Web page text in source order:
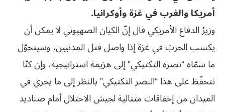
أمريكا والغرب في غزة وأوكرانيا.
وزيرُ الدفاع الأمريكي قال إنّ الكيان الصهيوني لا يمكن أن
يكسب الحربَ في غزة إذا واصل قتل المدنيين، وسيتحوّل
ما سمّاه “نصره التكتيكي” إلى هزيمة استراتيجية، وإن كنّا
نتحفّظ على هذا “النصر التكتيكي” بالنظر إلى ما يجري في
الميدان من إخفاقات متتالية لجيش الاحتلال أمام صناديد